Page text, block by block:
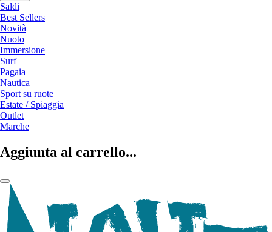
Saldi
Best Sellers
Novità
Nuoto
Immersione
Surf
Pagaia
Nautica
Sport su ruote
Estate / Spiaggia
Outlet
Marche
Aggiunta al carrello...